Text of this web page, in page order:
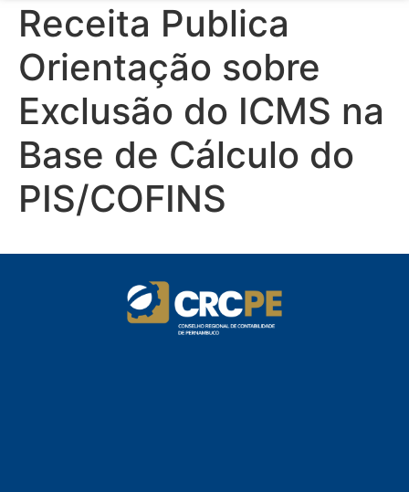
Receita Publica
Orientação sobre
Exclusão do ICMS na
Base de Cálculo do
PIS/COFINS